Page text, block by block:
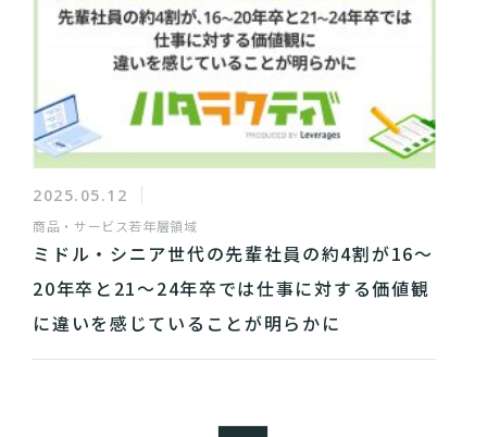
2025.05.12
商品・サービス若年層領域
ミドル・シニア世代の先輩社員の約4割が16〜
20年卒と21〜24年卒では仕事に対する価値観
に違いを感じていることが明らかに